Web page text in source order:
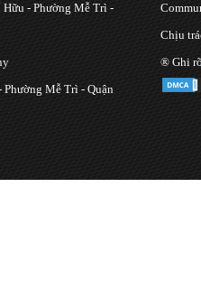
- Phường Mễ Trì -
Mễ Trì - Quận
Chịu
® Ghi